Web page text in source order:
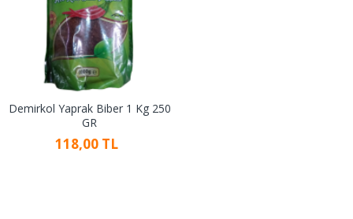
Demirkol Yaprak Biber 1 Kg 250
GR
118,00 TL